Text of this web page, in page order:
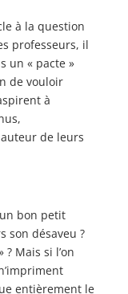
à la question
professeurs, il
un « pacte »
de vouloir
à
de leurs
bon petit
son désaveu ?
Mais si l’on
entièrement le